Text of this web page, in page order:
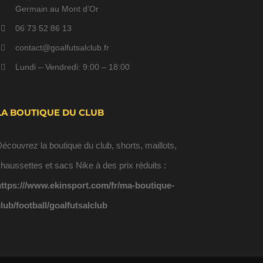
Germain au Mont d’Or
06 73 52 86 13
contact@goalfutsalclub.fr
Lundi – Vendredi: 9:00 – 18:00
BOUTIQUE DU CLUB
la boutique du club, shorts, maillots,
et sacs Nike à des prix réduits :
www.ekinsport.com/fr/ma-boutique-
football/goalfutsalclub